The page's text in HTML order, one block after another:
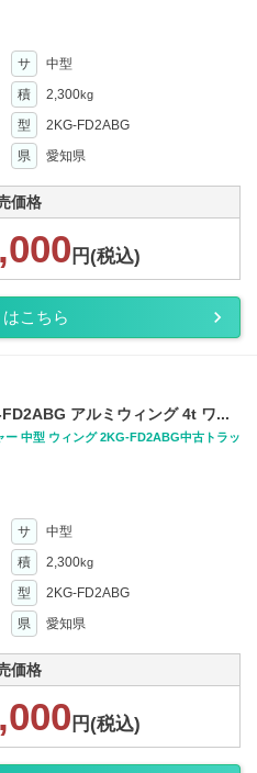
サ
中型
積 2,300kg
型
2KG-FD2ABG
県 愛知県
価格
円(税込)
こちら
FD2ABG アルミウィング 4t ワ...
ー 中型 ウィング 2KG-FD2ABG中古トラッ
サ
中型
積 2,300kg
型
2KG-FD2ABG
県 愛知県
価格
円(税込)